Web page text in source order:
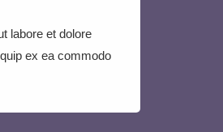
labore et dolore
ex ea commodo